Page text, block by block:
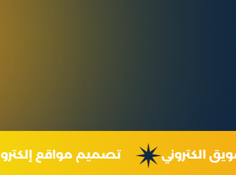
تسويق الكتروني تصميم مواقع